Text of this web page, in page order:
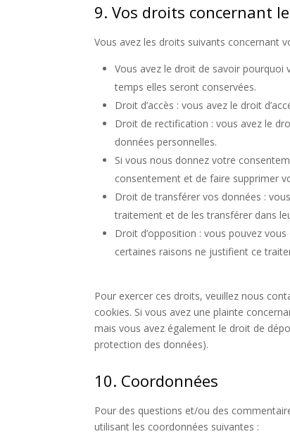
9. Vos droits concernant
Vous avez les droits suivants concernant
Vous avez le droit de savoir pourquoi
temps elles seront conservées.
Droit d’accès : vous avez le droit
Droit de rectification : vous avez le
données personnelles.
Si vous nous donnez votre
consentement et de faire supprimer
Droit de transférer vos données :
traitement et de les transférer dans
Droit d’opposition : vous pouvez
certaines raisons ne justifient ce
Pour exercer ces droits, veuillez nous
cookies. Si vous avez une plainte
mais vous avez également le droit de
protection des données).
10. Coordonnées
Pour des questions et/ou des
utilisant les coordonnées suivantes :